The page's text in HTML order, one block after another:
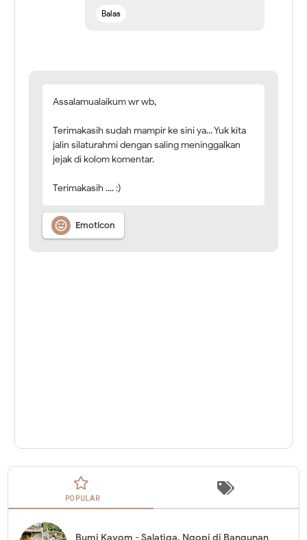
Balas
Assalamualaikum wr wb,
Terimakasih sudah mampir ke sini ya... Yuk kita
jalin silaturahmi dengan saling meninggalkan
jejak di kolom komentar.
Terimakasih .... :)
 Emoticon
POPULAR
Bumi Kayom - Salatiga, Ngopi di Bangunan